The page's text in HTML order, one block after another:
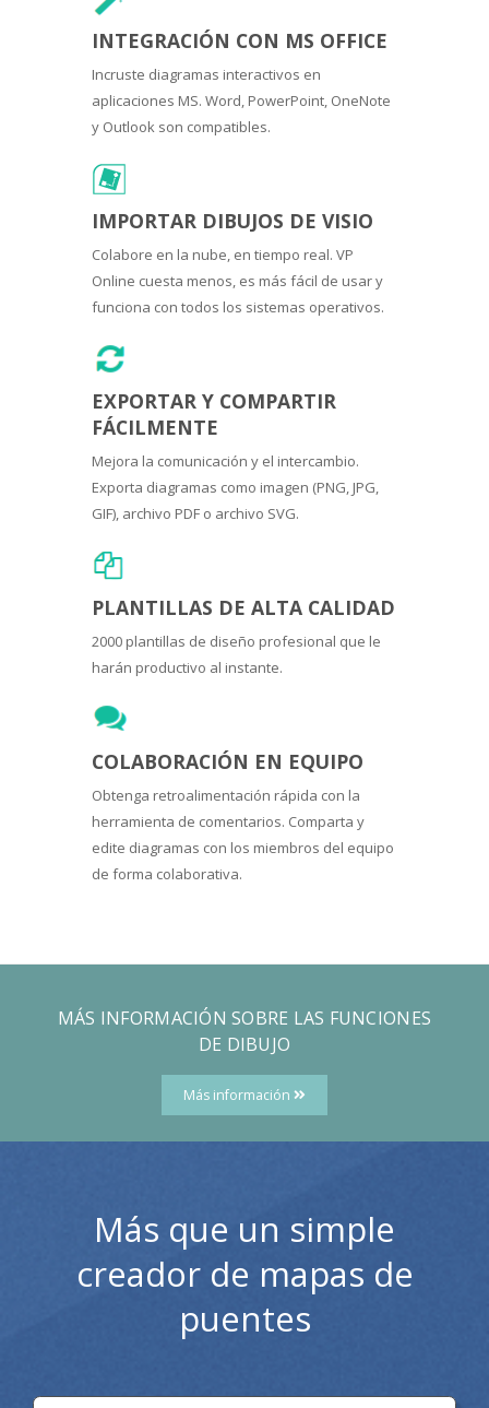
INTEGRACIÓN CON MS OFFICE
Incruste diagramas interactivos en
aplicaciones MS. Word, PowerPoint, OneNote
y Outlook son compatibles.
IMPORTAR DIBUJOS DE VISIO
Colabore en la nube, en tiempo real. VP
Online cuesta menos, es más fácil de usar y
funciona con todos los sistemas operativos.
EXPORTAR Y COMPARTIR
FÁCILMENTE
Mejora la comunicación y el intercambio.
Exporta diagramas como imagen (PNG, JPG,
GIF), archivo PDF o archivo SVG.
PLANTILLAS DE ALTA CALIDAD
2000 plantillas de diseño profesional que le
harán productivo al instante.
COLABORACIÓN EN EQUIPO
Obtenga retroalimentación rápida con la
herramienta de comentarios. Comparta y
edite diagramas con los miembros del equipo
de forma colaborativa.
MÁS INFORMACIÓN SOBRE LAS FUNCIONES
DE DIBUJO
Más información
Más que un simple
creador de mapas de
puentes